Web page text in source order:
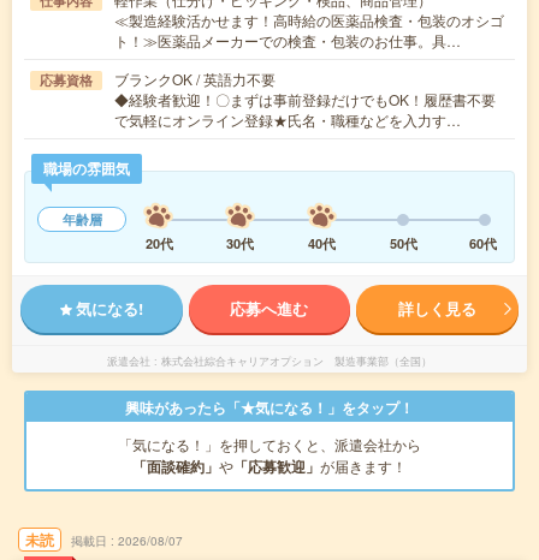
≪製造経験活かせます！高時給の医薬品検査・包装のオシゴ
ト！≫医薬品メーカーでの検査・包装のお仕事。具…
応募資格
ブランクOK / 英語力不要
◆経験者歓迎！〇まずは事前登録だけでもOK！履歴書不要
で気軽にオンライン登録★氏名・職種などを入力す…
職場の雰囲気
年齢層
20代
30代 40代 50代 60代
気になる! 応募へ進む 詳しく見る
派遣会社 株式会社綜合キャリアオプション 製造事業部（全国）
興味があったら「★気になる！」をタップ！
「気になる！」を押しておくと、派遣会社から
「面談確約」 や 「応募歓迎」 が届きます！
未読 掲載日 2026/08/07